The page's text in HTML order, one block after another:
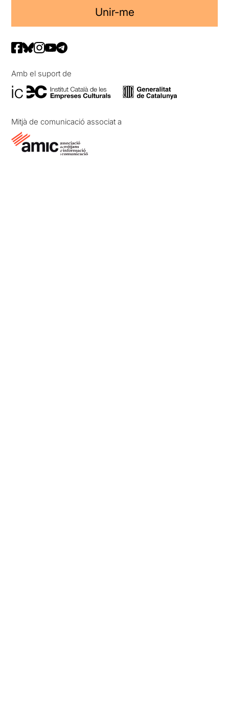
Unir-me
Amb el suport de
Mitjà de comunicació associat a